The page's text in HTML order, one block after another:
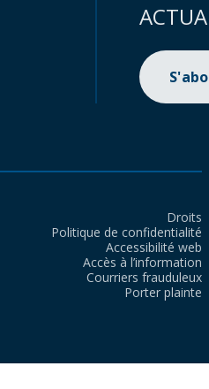
Droits
Politique de confidentialité
Accessibilité web
Accès à l’information
Courriers frauduleux
Porter plainte